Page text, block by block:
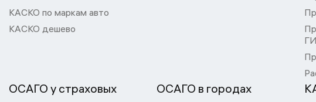
КАСКО по маркам авто
КАСКО дешево
ОСАГО у страховых ОСАГО в городах